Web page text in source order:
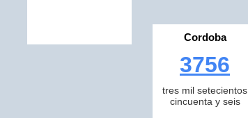
Cordoba
3756
tres mil setecientos
cincuenta y seis